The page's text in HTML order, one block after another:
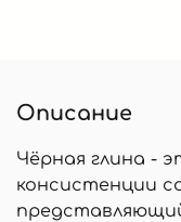
Описание
Чёрная глина -
консистенции